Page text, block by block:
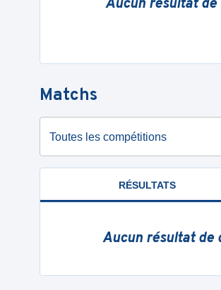
Aucun résultat
Matchs
Toutes les compétitions
RÉSULTATS
Aucun résultat de